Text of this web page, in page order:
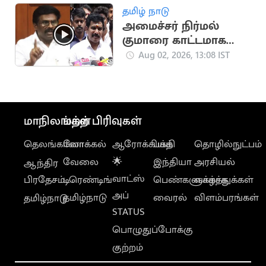
பறிமுதல்
தமிழ் நாடு
அமைச்சர் நிர்மல்
குமாரை காட்டமாக
விமர்சித்த திமுக
Aug 02, 2026, 13:08 IST
மாநிலங்கள்
தெலங்கானா
ஆந்திர
பிரதேசம்
தமிழ்நாடு
மற்ற பிரிவுகள்
லோக்கல்
வேலை
டிரெண்டிங்
தமிழ்நாடு
ஆரோக்கியம்
🌟
வாட்ஸ்
அப்
STATUS
பொழுதுப்போக்கு
குற்றம்
பக்தி
இந்தியா
பெண்களுக்காக
வைரல்
தொழில்நுட்பம்
அரசியல்
வாழ்த்துக்கள்
விளம்பரங்கள்